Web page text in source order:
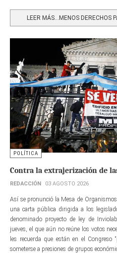
LEER MÁS…MENOS DERECHOS
POLÍTICA
Contra la extrajerización de
REDACCIÓN 03 AGOSTO 2026
Así se pronunció la Mesa de
una carta pública dirigida a los
denominado proyecto de ley de
jueves, el que aún no reúne los votos
les recuerda que están en el
someterse a presiones de grupos